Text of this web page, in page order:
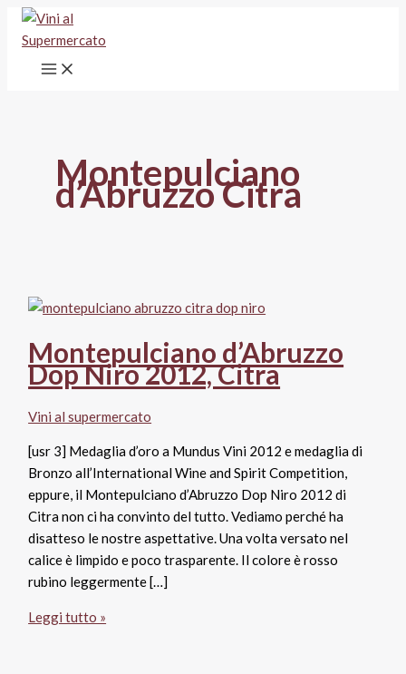
Vai
contenuto
Montepulciano
d’Abruzzo Citra
Montepulciano d’Abruzzo
Dop Niro 2012, Citra
Vini al supermercato
[usr 3] Medaglia d’oro a Mundus Vini 2012 e medaglia di
Bronzo all’International Wine and Spirit Competition,
eppure, il Montepulciano d’Abruzzo Dop Niro 2012 di
Citra non ci ha convinto del tutto. Vediamo perché ha
disatteso le nostre aspettative. Una volta versato nel
calice è limpido e poco trasparente. Il colore è rosso
rubino leggermente […]
Montepulciano
Leggi tutto »